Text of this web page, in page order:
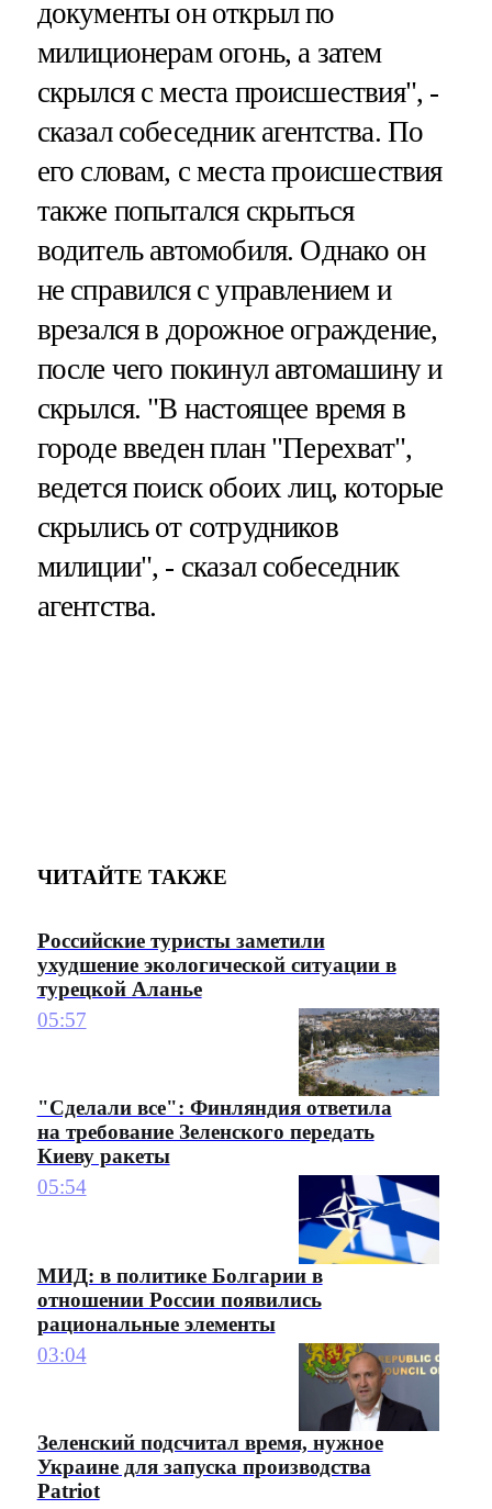
документы он открыл по
милиционерам огонь, а затем
скрылся с места происшествия", -
сказал собеседник агентства. По
его словам, с места происшествия
также попытался скрыться
водитель автомобиля. Однако он
не справился с управлением и
врезался в дорожное ограждение,
после чего покинул автомашину и
скрылся. "В настоящее время в
городе введен план "Перехват",
ведется поиск обоих лиц, которые
скрылись от сотрудников
милиции", - сказал собеседник
агентства.
ЧИТАЙТЕ ТАКЖЕ
Российские туристы заметили
ухудшение экологической ситуации в
турецкой Аланье
05:57
"Сделали все": Финляндия ответила
на требование Зеленского передать
Киеву ракеты
05:54
МИД: в политике Болгарии в
отношении России появились
рациональные элементы
03:04
Зеленский подсчитал время, нужное
Украине для запуска производства
Patriot